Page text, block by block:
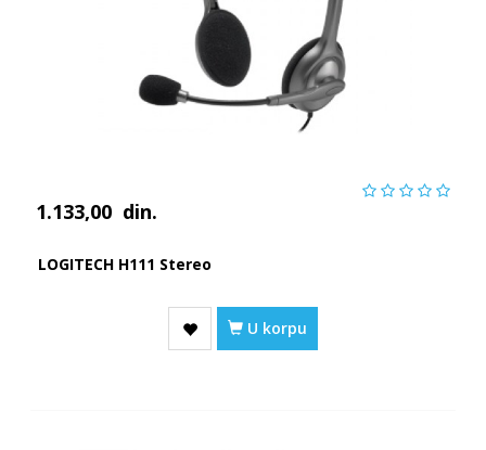
1.133,00 din.
LOGITECH H111 Stereo
U korpu